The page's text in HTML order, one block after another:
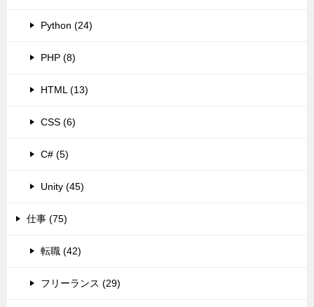
Python (24)
PHP (8)
HTML (13)
CSS (6)
C# (5)
Unity (45)
仕事 (75)
転職 (42)
フリーランス (29)